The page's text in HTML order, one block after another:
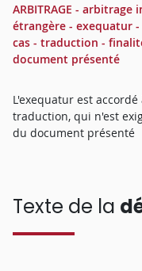
ARBITRAGE -
étrangère - exequatur
cas - traduction -
document présenté
L'exequatur est
traduction, qui n'est
du document présenté
Texte de la